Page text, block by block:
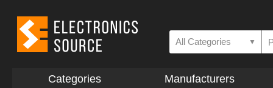
All Categories ▼
Categories Manufacturers